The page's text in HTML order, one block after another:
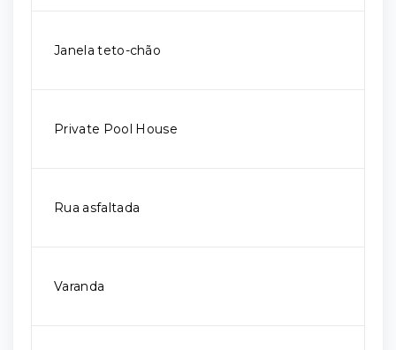
Janela teto-chão
Private Pool House
Rua asfaltada
Varanda